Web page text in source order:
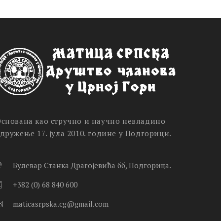
као стручно и научно невладино
17. јула 2010. године у Подгорици.
Булевар Станка Драгојевића бб, Подгорица.
+382 (0) 68 840 600
maticasrpska.cg@gmail.com